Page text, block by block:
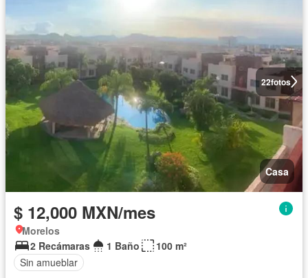
22fotos
Casa
$ 12,000 MXN/mes
Morelos
2 Recámaras
1 Baño
100 m²
Sin amueblar